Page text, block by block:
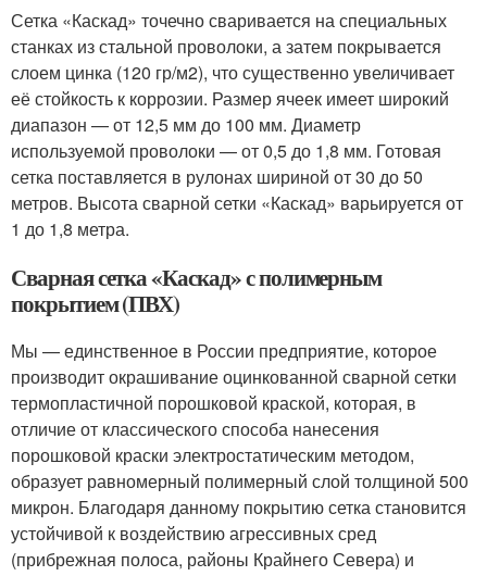
Сетка «Каскад» точечно сваривается на специальных
станках из стальной проволоки, а затем покрывается
слоем цинка (120 гр/м2), что существенно увеличивает
её стойкость к коррозии. Размер ячеек имеет широкий
диапазон — от 12,5 мм до 100 мм. Диаметр
используемой проволоки — от 0,5 до 1,8 мм. Готовая
сетка поставляется в рулонах шириной от 30 до 50
метров. Высота сварной сетки «Каскад» варьируется от
1 до 1,8 метра.
Сварная сетка «Каскад» с полимерным
покрытием (ПВХ)
Мы — единственное в России предприятие, которое
производит окрашивание оцинкованной сварной сетки
термопластичной порошковой краской, которая, в
отличие от классического способа нанесения
порошковой краски электростатическим методом,
образует равномерный полимерный слой толщиной 500
микрон. Благодаря данному покрытию сетка становится
устойчивой к воздействию агрессивных сред
(прибрежная полоса, районы Крайнего Севера) и